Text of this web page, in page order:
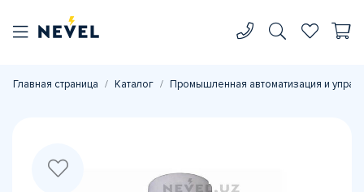
Главная страница Каталог Промышленная автоматизация и